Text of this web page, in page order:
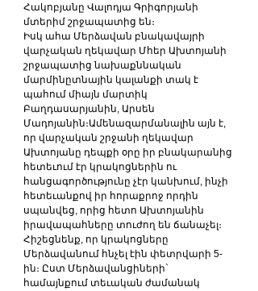
Հակոբյանը Վալոդյա Գրիգորյանի
մտերիմ շրջապատից են։
Իսկ ահա Մերձավան բնակավայրի
վարչական ղեկավար Մհեր Ախտոյանի
շրջապատից նախաքննական
մարմինըտնային կալանքի տակ է
պահում միայն մարտիկ
Բաղդասարյանին, Արսեն
Մադոյանին։Ամենազարմանալին այն է,
որ վարչական շրջանի ղեկավար
Ախտոյանը դեպքի օրը իր բնակարանից
հետեւում էր կրակոցներին ու
հանցագործությունը չէր կանխում, ինչի
հետեւանքով իր հորաքրոջ որդին
սպանվեց, որից հետո Ախտոյանին
իրավապահները տուժող են ճանաչել։
Հիշեցնենք, որ կրակոցները
Մերձավանում հնչել էին փետրվարի 5-
ին։ Ըստ Մերձավանցիների`
համայնքում տեւական ժամանակ